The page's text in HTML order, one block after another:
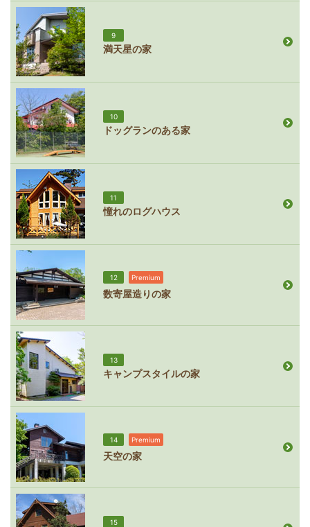
9
満天星の家
10
ドッグランのある家
11
憧れのログハウス
12 Premium
数寄屋造りの家
13
キャンプスタイルの家
14 Premium
天空の家
15